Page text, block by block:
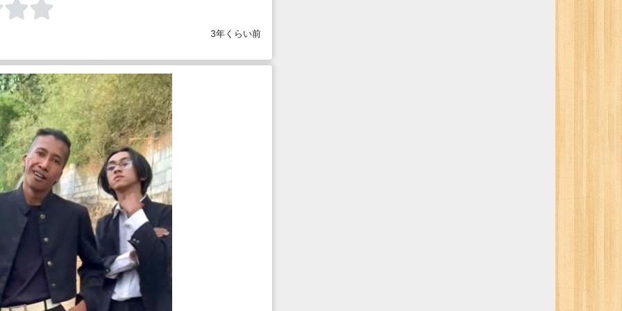
3年くらい前